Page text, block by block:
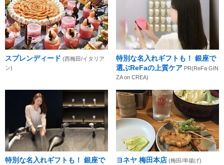
スプレンディード (西梅田/イタリア
ン)
特別な名入れギフトも！ 銀座で
選ぶReFaの上質ケア PR(ReFa GIN
ZA on CREA)
特別な名入れギフトも！ 銀座で
ヨネヤ 梅田本店 (梅田/串揚げ)